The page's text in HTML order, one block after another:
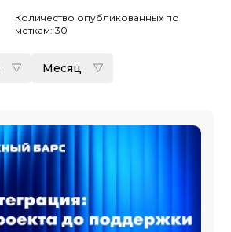
Количество опубликованных по
меткам: 30
Месяц